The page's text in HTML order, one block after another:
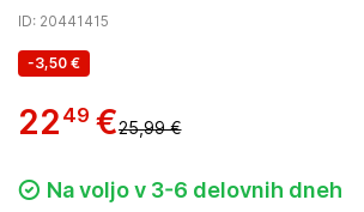
ID: 20441415
-3,50 €
22 49 €25,99 €
Na voljo v 3-6 delovnih dneh